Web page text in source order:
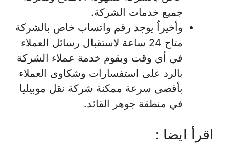
جميع خدمات الشركة.
وأخيراُ يوجد رقم واتساب خاص بالشركة
متاح 24 ساعة لاستقبال رسائل العملاء
في أي وقت ويقوم خدمة عملاء الشركة
بالرد على استفسارات وشكاوى العملاء
بأقصى سرعة ممكنة شركة نقل موبيليا
في منطقة جوهر القائد.
اقرأ ايضا :